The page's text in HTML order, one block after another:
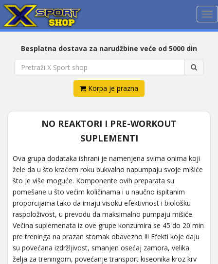
Besplatna dostava za narudžbine veće od 5000 din
Korpa je prazna
NO REAKTORI I PRE-WORKOUT
SUPLEMENTI
Ova grupa dodataka ishrani je namenjena svima onima koji
žele da u što kraćem roku bukvalno napumpaju svoje mišiće
što je više moguće. Komponente ovih preparata su
pomešane u što većim količinama i u naučno ispitanim
proporcijama tako da imaju visoku efektivnost i biološku
raspoloživost, u prevodu da maksimalno pumpaju mišiće.
Večina suplemenata iz ove grupe konzumira se 45 do 20 min
pre treninga na prazan stomak obavezno !!! Efekti koje daju
su povećana izdržljivost, smanjen osećaj zamora, velika
želja za treningom, povećanje transport kiseonika kroz krv